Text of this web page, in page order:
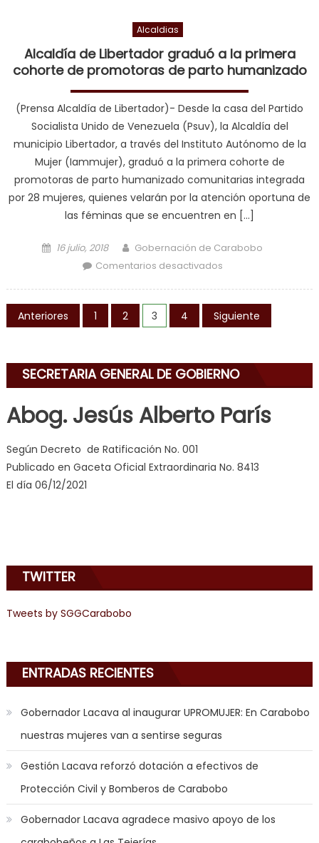
Alcaldias
Alcaldía de Libertador graduó a la primera
cohorte de promotoras de parto humanizado
(Prensa Alcaldía de Libertador)- Desde la casa del Partido
Socialista Unido de Venezuela (Psuv), la Alcaldía del
municipio Libertador, a través del Instituto Autónomo de la
Mujer (Iammujer), graduó a la primera cohorte de
promotoras de parto humanizado comunitarias integrada
por 28 mujeres, quienes velarán por la atención oportuna de
las féminas que se encuentren en […]
Posted on
16 julio, 2018 Author
Gobernación de Carabobo
Comentarios desactivados
de promotoras de
parto humanizado
Navegación de entradas
Anteriores 1 2 3 4 Siguiente
SECRETARIA GENERAL DE GOBIERNO
Abog. Jesús Alberto París
Según Decreto de Ratificación No. 001
Publicado en Gaceta Oficial Extraordinaria No. 8413
El día 06/12/2021
TWITTER
Tweets by SGGCarabobo
ENTRADAS RECIENTES
Gobernador Lacava al inaugurar UPROMUJER: En Carabobo
nuestras mujeres van a sentirse seguras
Gestión Lacava reforzó dotación a efectivos de
Protección Civil y Bomberos de Carabobo
Gobernador Lacava agradece masivo apoyo de los